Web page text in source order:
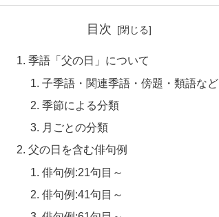
目次
季語「父の日」について
子季語・関連季語・傍題・類語など
季節による分類
月ごとの分類
父の日を含む俳句例
俳句例:21句目～
俳句例:41句目～